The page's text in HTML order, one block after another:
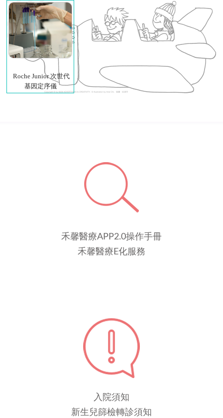
Roche Junior 次世代
基因定序儀
禾馨醫療APP2.0操作手冊
禾馨醫療E化服務
入院須知
新生兒篩檢轉診須知